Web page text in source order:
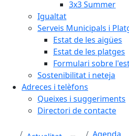
3x3 Summer
Igualtat
Serveis Municipals i
Estat de les aigües
Estat de les platges
Formulari sobre
Sostenibilitat i neteja
Adreces i telèfons
Queixes i suggeriments
Directori de contacte